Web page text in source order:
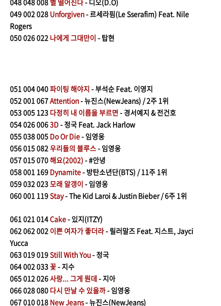
048048 008 별 떨어진다- 디오(D.O)
049002 028 Unforgiven- 르세라핌(Le Sserafim) Feat. Nile
Rogers
050026 022 나에게 그대만이 - 탑현
051004 040파이팅 해야지 - 부석순 Feat. 이영지
052001067Attention- 뉴진스(NewJeans) / 2주 1위
053005 123 다정히 내 이름을 부르면 - 경서예지 & 전건호
054026 0063D- 정국 Feat. Jack Harlow
055038 005 Do Or Die- 임영웅
056015 082우리들의 블루스- 임영웅
057015 070해요(2002) - #안녕
058001 169 Dynamite- 방탄소년단(BTS) / 11주 1위
059032 023모래 알갱이 - 임영웅
060001 119Stay- The Kid Laroi & Justin Bieber / 6주 1위
061021 014Cake- 있지(ITZY)
062062 002 이쁜 여자가 좋더라- 릴러말즈 Feat. 지스트, Jayci
Yucca
063019 019Still With You- 정국
064002 033꽃- 지수
065012026사랑... 그게 뭔데 - 지아
066028 080 다시 만날 수 있을까- 임영웅
067010 018 New Jeans- 뉴진스(NewJeans)